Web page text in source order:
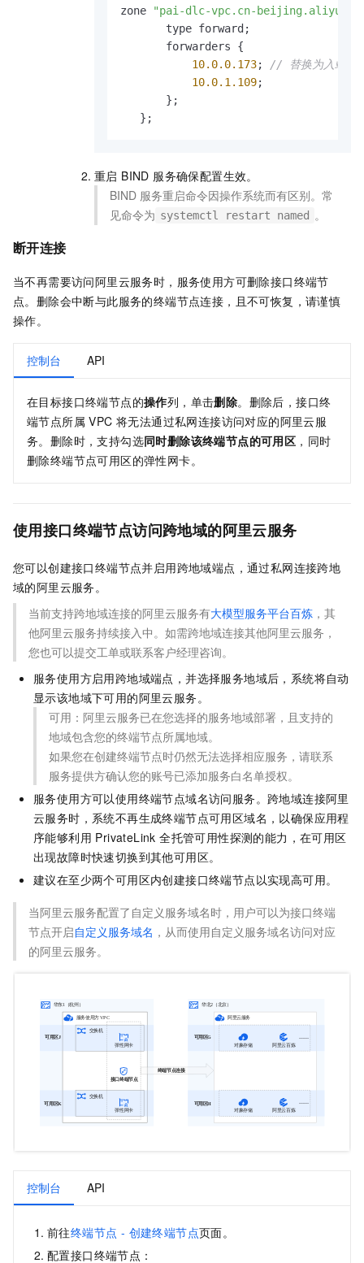
zone
"pai-dlc-vpc.cn-
       type forward;
       forwarders
{
10.0.0.173;
// 替换为入站流
10.0.1 .109;
} ;
} ;
重启 BIND 服务确保配置生效。
BIND 服务重启命令因操作系统而有区别。常
见命令为 systemctl restart named 。
断开连接
当不再需要访问阿里云服务时，服务使用方可删除接口终端节
点。删除会中断与此服务的终端节点连接，且不可恢复，请谨慎
操作。
控制台 API
在目标接口终端节点的操作列，单击删除。删除后，接口终
端节点所属 VPC 将无法通过私网连接访问对应的阿里云服
务。删除时，支持勾选同时删除该终端节点的可用区 ，同时
删除终端节点可用区的弹性网卡。
使用接口终端节点访问跨地域的阿里云服务
您可以创建接口终端节点并启用跨地域端点，通过私网连接跨地
域的阿里云服务。
当前支持跨地域连接的阿里云服务有大模型服务平台百炼 ，其
他阿里云服务持续接入中。如需跨地域连接其他阿里云服务，
您也可以提交工单或联系客户经理咨询。
服务使用方启用跨地域端点，并选择服务地域后，系统将自动
显示该地域下可用的阿里云服务。
可用：阿里云服务已在您选择的服务地域部署，且支持的
地域包含您的终端节点所属地域。
如果您在创建终端节点时仍然无法选择相应服务，请联系
服务提供方确认您的账号已添加服务白名单授权。
服务使用方可以使用终端节点域名访问服务。跨地域连接阿里
云服务时，系统不再生成终端节点可用区域名，以确保应用程
序能够利用 PrivateLink 全托管可用性探测的能力，在可用区
出现故障时快速切换到其他可用区。
建议在至少两个可用区内创建接口终端节点以实现高可用。
当阿里云服务配置了自定义服务域名时，用户可以为接口终端
节点开启自定义服务域名 ，从而使用自定义服务域名访问对应
的阿里云服务。
控制台 API
前往终端节点 - 创建终端节点页面。
配置接口终端节点：